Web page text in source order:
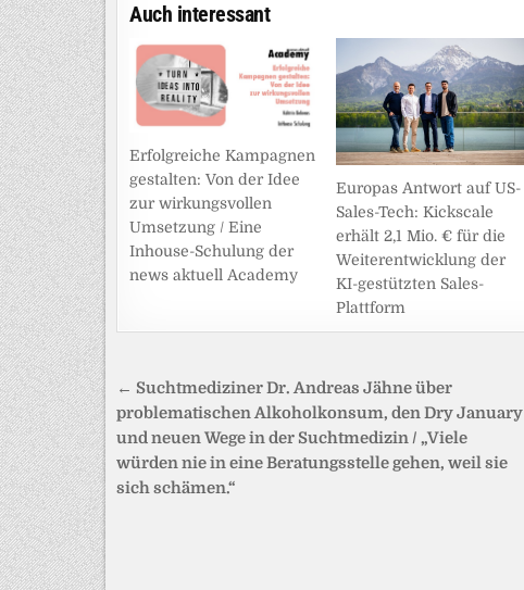
Auch interessant
Erfolgreiche Kampagnen
gestalten: Von der Idee
zur wirkungsvollen
Umsetzung / Eine
Inhouse-Schulung der
news aktuell Academy
Europas Antwort auf US-
Sales-Tech: Kickscale
erhält 2,1 Mio. € für die
Weiterentwicklung der
KI-gestützten Sales-
Plattform
Beitragsnavigation
← Suchtmediziner Dr. Andreas Jähne über
problematischen Alkoholkonsum, den Dry January
und neuen Wege in der Suchtmedizin / „Viele
würden nie in eine Beratungsstelle gehen, weil sie
sich schämen.“